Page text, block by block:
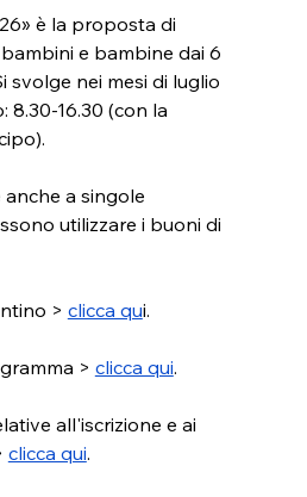
è la proposta di
e bambine dai 6
svolge nei mesi di luglio
8.30-16.30 (con la
anche a singole
utilizzare i buoni di
> clicca qui.
> clicca qui.
all'iscrizione e ai
clicca qui.